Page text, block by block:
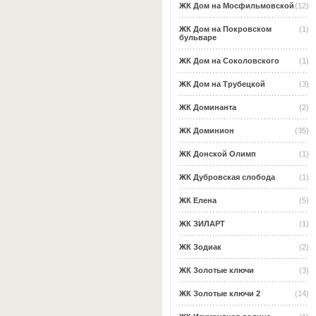
(12)
ЖК Дом на Мосфильмовской
(1)
ЖК Дом на Покровском
бульваре
(1)
ЖК Дом на Соколовского
(3)
ЖК Дом на Трубецкой
(2)
ЖК Доминанта
(35)
ЖК Доминион
(1)
ЖК Донской Олимп
(1)
ЖК Дубровская слобода
(5)
ЖК Елена
(1)
ЖК ЗИЛАРТ
(2)
ЖК Зодиак
(3)
ЖК Золотые ключи
(14)
ЖК Золотые ключи 2